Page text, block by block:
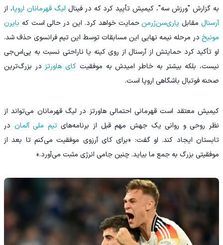
به گزارش "ورزش سه"، کیمیش تأیید کرد که در فینال لیگ قهرمانان اروپا، از
آرسنال مقابل پاری‌سن‌ژرمن حمایت خواهد کرد. این در حالی است که بایرن
مونیخ در مرحله نیمه‌ نهایی این مسابقات توسط این تیم فرانسوی حذف شد.
او تأکید کرد حمایتش از آرسنال از روی کینه یا ناراحتی نسبت به پی‌اس‌جی
نیست، بلکه بیشتر به خاطر امیدش به موفقیت کای هاورتز در بزرگ‌ترین
صحنه فوتبال باشگاهی اروپا است.
کیمیش معتقد است قهرمانی احتمالی هاورتز در لیگ قهرمانان می‌تواند از
نظر روحی و روانی یک جهش مهم قبل از برنامه‌هایتیم ملی آلمان در
تابستان ایجاد کند. او گفت: «برای کای آرزوی موفقیت می‌کنم تا بعد از
موفقیتی بزرگ به جمع ما بیاید. چنین جامی انرژی مثبت می‌آورد.»